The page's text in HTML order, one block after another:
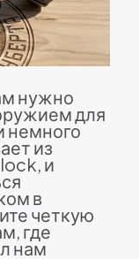
нужно
для
немного
из
и
в
четкую
где
нам